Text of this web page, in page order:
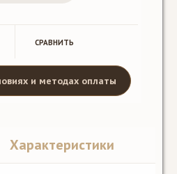
CРАВНИТЬ
и методах оплаты
Характеристики